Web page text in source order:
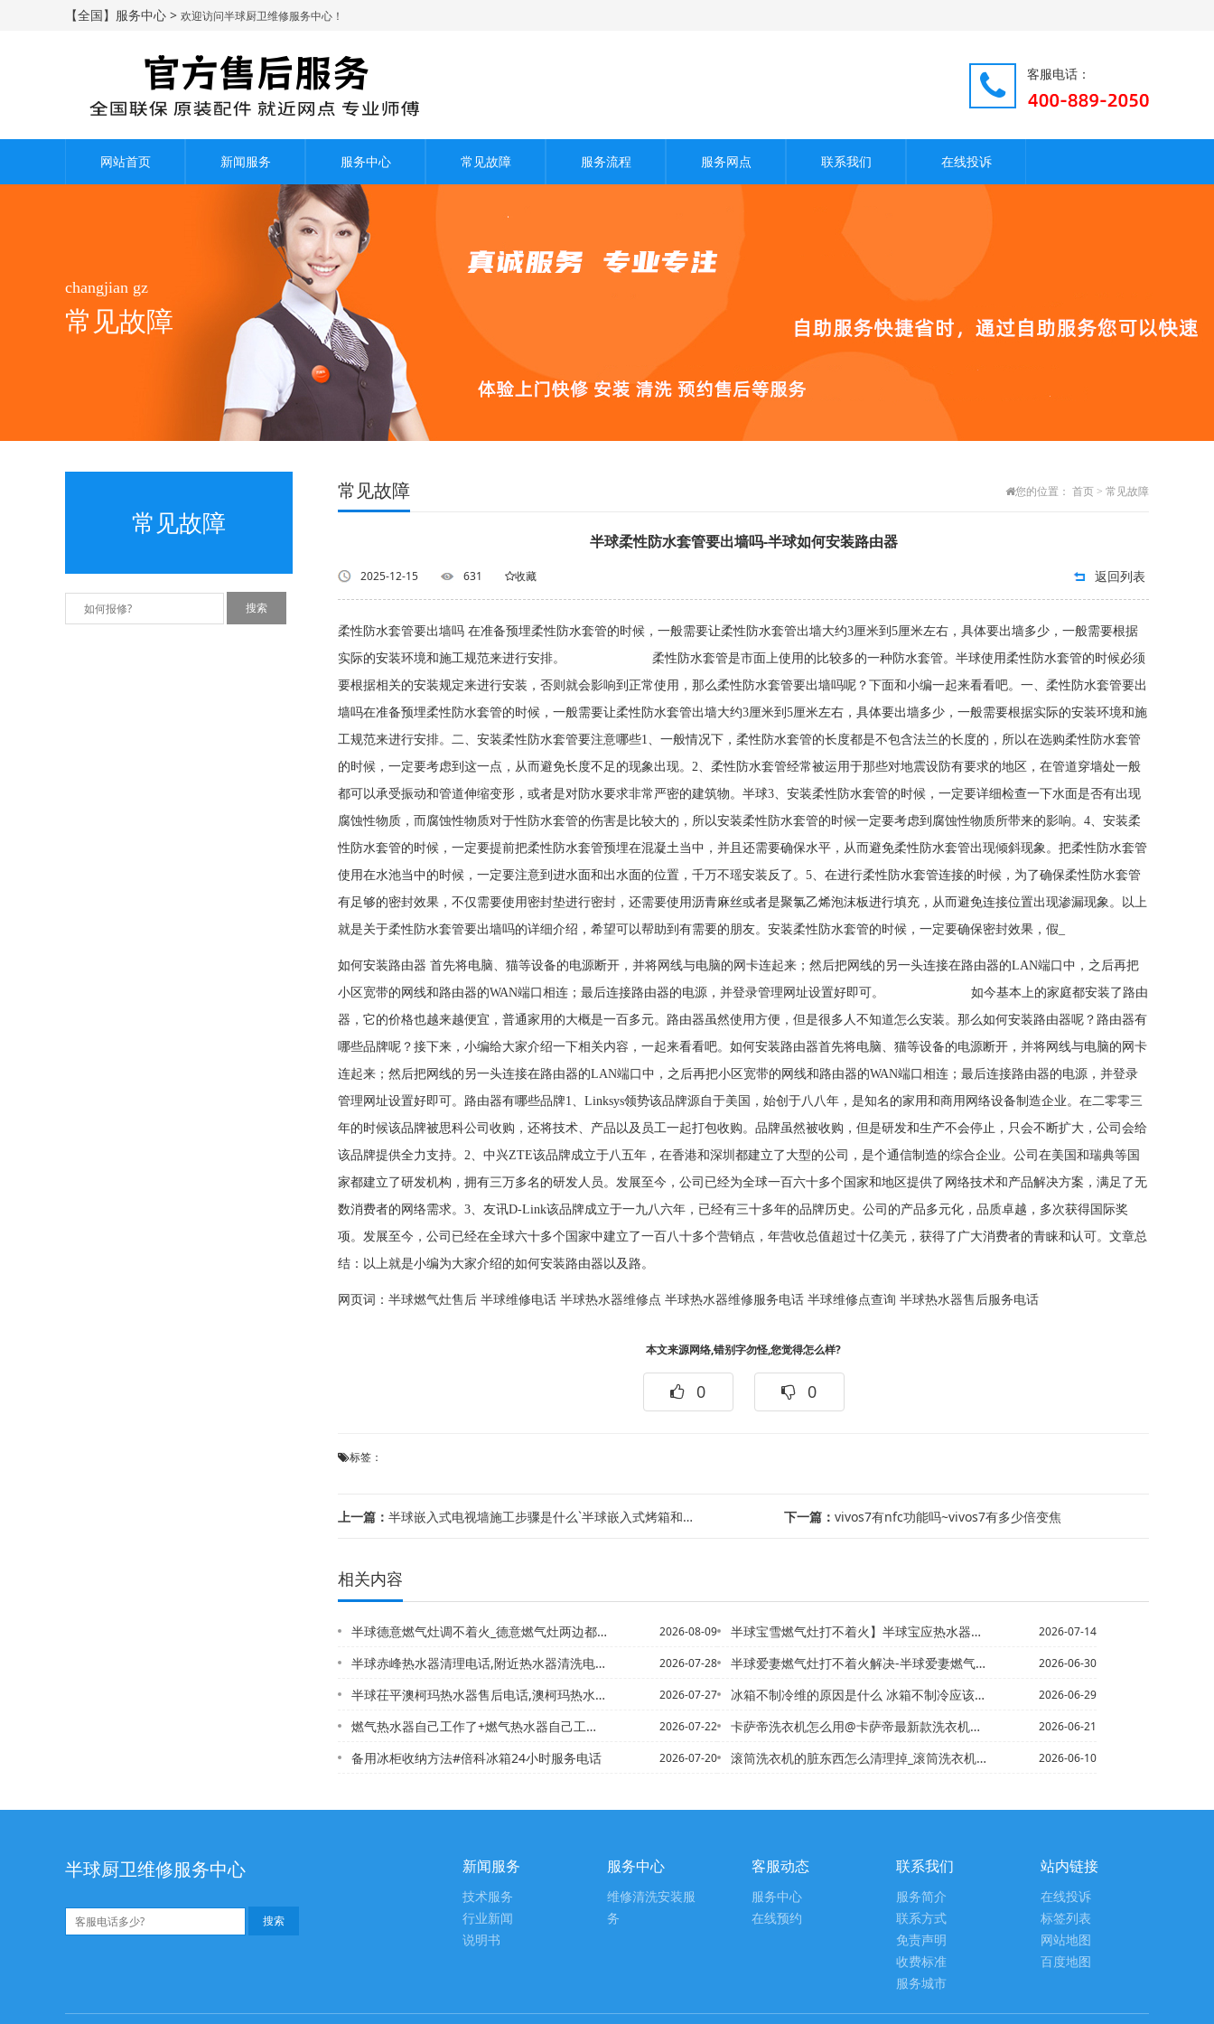
【全国】服务中心 > 欢迎访问半球厨卫维修服务中心！
客服电话：
网站首页 新闻服务 服务中心 常见故障 服务流程 服务网点 联系我们 在线投诉
changjian gz
常见故障
常见故障
常见故障 您的位置： 首页 > 常见故障
半球柔性防水套管要出墙吗-半球如何安装路由器
2025-12-15 631 收藏 返回列表
柔性防水套管要出墙吗 在准备预埋柔性防水套管的时候，一般需要让柔性防水套管出墙大约3厘米到5厘米左右，具体要出墙多少，一般需要根据
实际的安装环境和施工规范来进行安排。 柔性防水套管是市面上使用的比较多的一种防水套管。半球使用柔性防水套管的时候必须
要根据相关的安装规定来进行安装，否则就会影响到正常使用，那么柔性防水套管要出墙吗呢？下面和小编一起来看看吧。一、柔性防水套管要出
墙吗在准备预埋柔性防水套管的时候，一般需要让柔性防水套管出墙大约3厘米到5厘米左右，具体要出墙多少，一般需要根据实际的安装环境和施
工规范来进行安排。二、安装柔性防水套管要注意哪些1、一般情况下，柔性防水套管的长度都是不包含法兰的长度的，所以在选购柔性防水套管
的时候，一定要考虑到这一点，从而避免长度不足的现象出现。2、柔性防水套管经常被运用于那些对地震设防有要求的地区，在管道穿墙处一般
都可以承受振动和管道伸缩变形，或者是对防水要求非常严密的建筑物。半球3、安装柔性防水套管的时候，一定要详细检查一下水面是否有出现
腐蚀性物质，而腐蚀性物质对于性防水套管的伤害是比较大的，所以安装柔性防水套管的时候一定要考虑到腐蚀性物质所带来的影响。4、安装柔
性防水套管的时候，一定要提前把柔性防水套管预埋在混凝土当中，并且还需要确保水平，从而避免柔性防水套管出现倾斜现象。把柔性防水套管
使用在水池当中的时候，一定要注意到进水面和出水面的位置，千万不瑶安装反了。5、在进行柔性防水套管连接的时候，为了确保柔性防水套管
有足够的密封效果，不仅需要使用密封垫进行密封，还需要使用沥青麻丝或者是聚氯乙烯泡沫板进行填充，从而避免连接位置出现渗漏现象。以上
就是关于柔性防水套管要出墙吗的详细介绍，希望可以帮助到有需要的朋友。安装柔性防水套管的时候，一定要确保密封效果，假_
如何安装路由器 首先将电脑、猫等设备的电源断开，并将网线与电脑的网卡连起来；然后把网线的另一头连接在路由器的LAN端口中，之后再把
小区宽带的网线和路由器的WAN端口相连；最后连接路由器的电源，并登录管理网址设置好即可。 如今基本上的家庭都安装了路由
器，它的价格也越来越便宜，普通家用的大概是一百多元。路由器虽然使用方便，但是很多人不知道怎么安装。那么如何安装路由器呢？路由器有
哪些品牌呢？接下来，小编给大家介绍一下相关内容，一起来看看吧。如何安装路由器首先将电脑、猫等设备的电源断开，并将网线与电脑的网卡
连起来；然后把网线的另一头连接在路由器的LAN端口中，之后再把小区宽带的网线和路由器的WAN端口相连；最后连接路由器的电源，并登录
管理网址设置好即可。路由器有哪些品牌1、Linksys领势该品牌源自于美国，始创于八八年，是知名的家用和商用网络设备制造企业。在二零零三
年的时候该品牌被思科公司收购，还将技术、产品以及员工一起打包收购。品牌虽然被收购，但是研发和生产不会停止，只会不断扩大，公司会给
该品牌提供全力支持。2、中兴ZTE该品牌成立于八五年，在香港和深圳都建立了大型的公司，是个通信制造的综合企业。公司在美国和瑞典等国
家都建立了研发机构，拥有三万多名的研发人员。发展至今，公司已经为全球一百六十多个国家和地区提供了网络技术和产品解决方案，满足了无
数消费者的网络需求。3、友讯D-Link该品牌成立于一九八六年，已经有三十多年的品牌历史。公司的产品多元化，品质卓越，多次获得国际奖
项。发展至今，公司已经在全球六十多个国家中建立了一百八十多个营销点，年营收总值超过十亿美元，获得了广大消费者的青睐和认可。文章总
结：以上就是小编为大家介绍的如何安装路由器以及路。
网页词： 半球燃气灶售后 半球维修电话 半球热水器维修点 半球热水器维修服务电话 半球维修点查询 半球热水器售后服务电话
本文来源网络,错别字勿怪,您觉得怎么样?
0 0
标签：
上一篇： 半球嵌入式电视墙施工步骤是什么`半球嵌入式烤箱和普通烤箱的区别是什么 下一篇： vivos7有nfc功能吗~vivos7有多少倍变焦
相关内容
半球德意燃气灶调不着火_德意燃气灶两边都打不着火 2026-08-09
半球赤峰热水器清理电话,附近热水器清洗电话-半球赤峰热水器选购电话,沈阳海尔热水... 2026-07-28
半球茌平澳柯玛热水器售后电话,澳柯玛热水器保修几年~赤壁安装热水器电话,附近安装... 2026-07-27
燃气热水器自己工作了+燃气热水器自己工作了还能用吗 2026-07-22
备用冰柜收纳方法#倍科冰箱24小时服务电话 2026-07-20
半球宝雪燃气灶打不着火】半球宝应热水器维修电话,运城热水器维修电话 2026-07-14
半球爱妻燃气灶打不着火解决-半球爱妻燃气灶打不着火没火花 2026-06-30
冰箱不制冷维的原因是什么 冰箱不制冷应该如何解决_冰箱不制冷维修多少钱 ？冰箱不... 2026-06-29
卡萨帝洗衣机怎么用@卡萨帝最新款洗衣机怎么用_卡萨帝最新款洗衣机使用方法 2026-06-21
滚筒洗衣机的脏东西怎么清理掉_滚筒洗衣机的脏东西清理掉方法_滚筒洗衣机的转速如何... 2026-06-10
半球厨卫维修服务中心 新闻服务
技术服务
行业新闻
说明书
服务中心
维修清洗安装服
务
客服动态
服务中心
在线预约
联系我们
服务简介
联系方式
免责声明
收费标准
服务城市
站内链接
在线投诉
标签列表
网站地图
百度地图